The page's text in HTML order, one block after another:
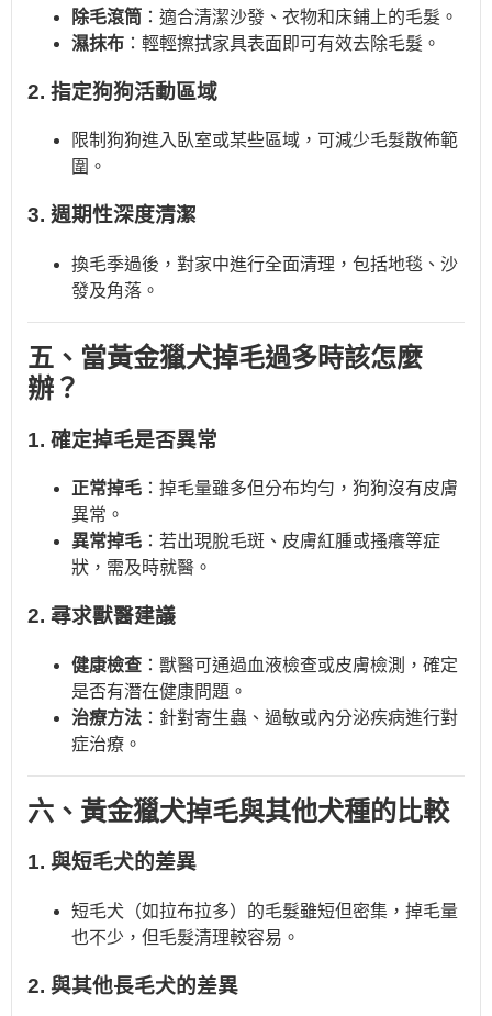
除毛滾筒 ：適合清潔沙發、衣物和床鋪上的毛髮。
濕抹布 ：輕輕擦拭家具表面即可有效去除毛髮。
2. 指定狗狗活動區域
限制狗狗進入臥室或某些區域，可減少毛髮散佈範
圍。
3. 週期性深度清潔
換毛季過後，對家中進行全面清理，包括地毯、沙
發及角落。
五、當黃金獵犬掉毛過多時該怎麼
辦？
1. 確定掉毛是否異常
正常掉毛 ：掉毛量雖多但分布均勻，狗狗沒有皮膚
異常。
異常掉毛 ：若出現脫毛斑、皮膚紅腫或搔癢等症
狀，需及時就醫。
2. 尋求獸醫建議
健康檢查 ：獸醫可通過血液檢查或皮膚檢測，確定
是否有潛在健康問題。
治療方法 ：針對寄生蟲、過敏或內分泌疾病進行對
症治療。
六、黃金獵犬掉毛與其他犬種的比較
1. 與短毛犬的差異
短毛犬（如拉布拉多）的毛髮雖短但密集，掉毛量
也不少，但毛髮清理較容易。
2. 與其他長毛犬的差異